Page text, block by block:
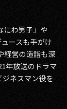
にわ男子」や
ースも手がけ
経営の造詣も深
年放送のドラマ
ジネスマン役を